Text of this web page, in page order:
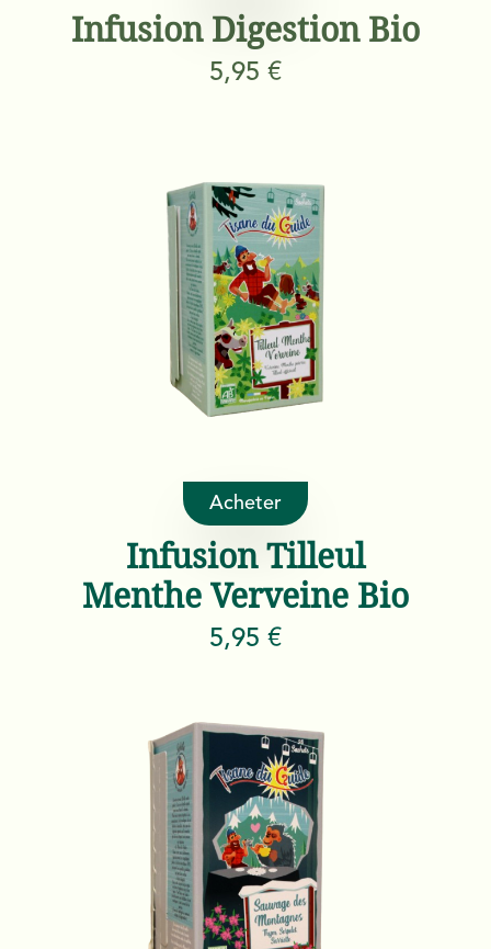
Infusion Digestion Bio
5,95 €
Acheter
Infusion Tilleul
Menthe Verveine Bio
5,95 €